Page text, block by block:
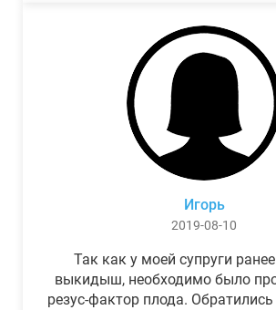
Игорь
2019-08-10
Так как у моей супруги
выкидыш, необходимо было
резус-фактор плода.